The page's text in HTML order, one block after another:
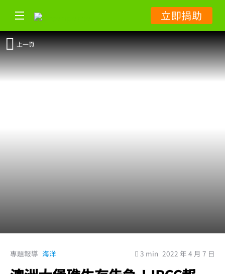
立即捐助
上一頁
專題報導 海洋 3 min 2022 年 4 月 7 日